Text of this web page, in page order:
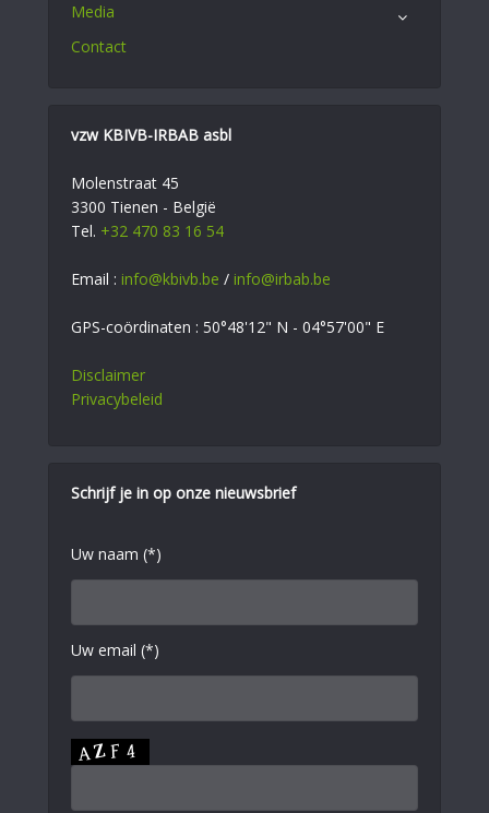
Media
Contact
vzw KBIVB-IRBAB asbl
Molenstraat 45
3300 Tienen - België
Tel. +32 470 83 16 54
Email : info@kbivb.be / info@irbab.be
GPS-coördinaten : 50°48'12" N - 04°57'00" E
Disclaimer
Privacybeleid
Schrijf je in op onze nieuwsbrief
Uw naam (*)
Uw email (*)